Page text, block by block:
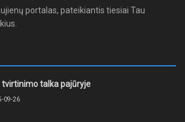
portalas, pateikiantis tiesiai Tau
tvirtinimo talka pajūryje
09-26